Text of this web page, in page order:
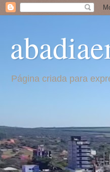
Página criada para